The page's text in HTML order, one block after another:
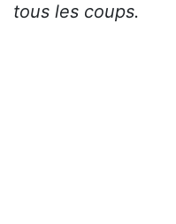
tous les coups.